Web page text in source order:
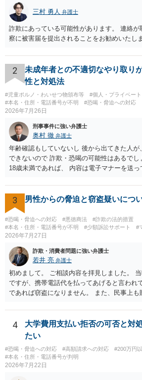
三村 勇人 弁護士
詐欺にあっている可能性があります。 連絡
察に被害届を提出されることをお勧めいたしま
2
未成年者との不適切なやり取り
性と対処法
#児童ポルノ・わいせつ物頒布等 #個人・プライベート
#本名・住所・電話番号が不明
#恐喝・脅迫への対応
2026年7月26日
刑事事件に強い弁護士
奥村 徹 弁護士
年齢確認もしていないし 後から出てきた人が
できないので 詐欺・恐喝の可能性はあるで
18歳未満であれば、 内容は電子マナーを送
画の尺は10分ほど、服を着たままで胸を触っ
して、要求された金額(1000円程度)の電子マ
した。 そこから、撮影するまで暇なので顔の
欲しい、住んでいる都道府県と区を教えてと
言ったやり取りをしていました。 というやり
（わいせつ行為）の疑いがあります。18歳未
能です。
3 男性からの脅迫と窃盗疑いにつ
#恐喝・脅迫への対応 #悪徳商法
#詐欺の法的措置
#本名・住所・電話番号が不明
#少額訴訟サポート #
2026年7月27日
詐欺・消費者問題に強い弁護士
若井 亮 弁護士
初めまして。 ご相談内容を拝見しました。
ですが、携帯電話代を払ってあげると言われ
であれば窃盗になりません。 また、民事上
ず、可能であればブロックをするようにして
ば、最寄りの警察署に相談をしても良いかも
考になれば幸いです。
4
大学費用支払い拒否の可否と対
たい
#恐喝・脅迫への対応 #高額請求への対応
#200万円
#本名・住所・電話番号が判明
2026年7月22日